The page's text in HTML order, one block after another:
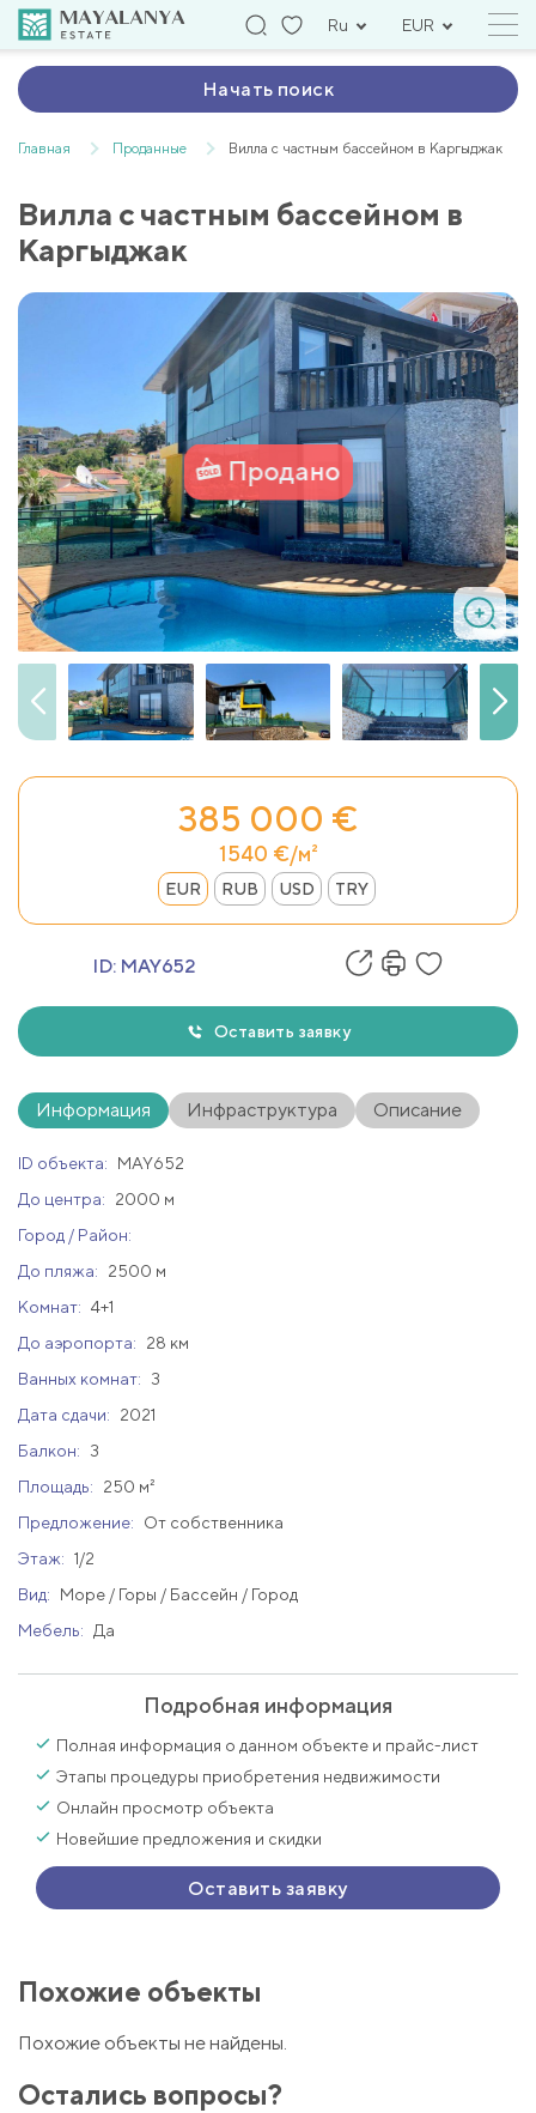
Ru EUR
Начать поиск
Главная Проданные Вилла с частным бассейном в Каргыджак
Вилла с частным бассейном в
Каргыджак
Продано
385 000 €
1540 €/м²
EUR RUB USD TRY
ID: MAY652
Оставить заявку
Информация Инфраструктура Описание
ID объекта:
MAY652
До центра:
2000 м
Город / Район:
До пляжа:
2500 м
Комнат: 4+1
До аэропорта:
28 км
Ванных комнат:
3
Дата сдачи:
2021
Балкон:
3
Площадь:
250 м²
Предложение:
От собственника
Этаж: 1/2
Вид:
Море / Горы / Бассейн / Город
Мебель:
Да
Подробная информация
Полная информация о данном объекте и прайс-лист
Этапы процедуры приобретения недвижимости
Онлайн просмотр объекта
Новейшие предложения и скидки
Оставить заявку
Похожие объекты
Похожие объекты не найдены.
Остались вопросы?